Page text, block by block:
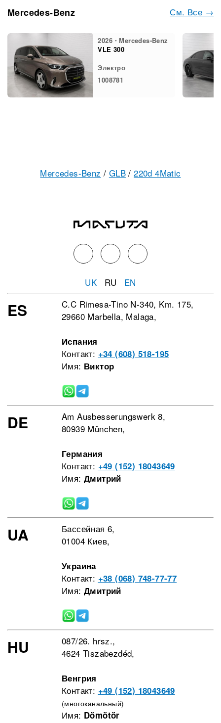
См. Все →
Mercedes-Benz
2026・Mercedes-Benz
VLE 300
Электро
1008781
Mercedes-Benz / GLB / 220d 4Matic
UK RU EN
ES
C.C Rimesa-Tino N-340, Km. 175,
29660 Marbella, Malaga,
Испания
Контакт: +34 (608) 518-195
Имя: Виктор
DE
Am Ausbesserungswerk 8,
80939 München,
Германия
Контакт: +49 (152) 18043649
Имя: Дмитрий
UA
Бассейная 6,
01004 Киев,
Украина
Контакт: +38 (068) 748-77-77
Имя: Дмитрий
HU
087/26. hrsz.,
4624 Tiszabezdéd,
Венгрия
Контакт: +49 (152) 18043649
(многоканальный)
Имя: Dömötör